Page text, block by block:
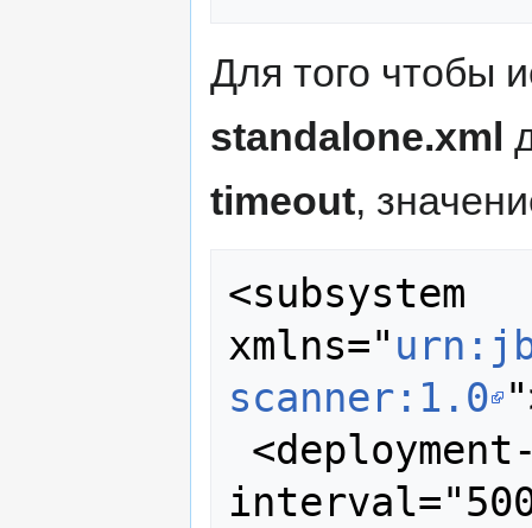
Для того чтобы
standalone.xml
timeout,
<subsystem
xmlns="
scanner:1.0